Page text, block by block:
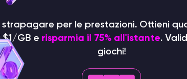
strapagare per le prestazioni. Ottieni
$1/GB e risparmia il 75% all'istante.
giochi!